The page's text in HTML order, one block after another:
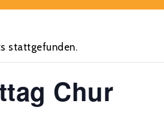
stattgefunden.
Chur